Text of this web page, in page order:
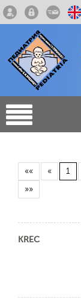
«« « 1
»»
KREC